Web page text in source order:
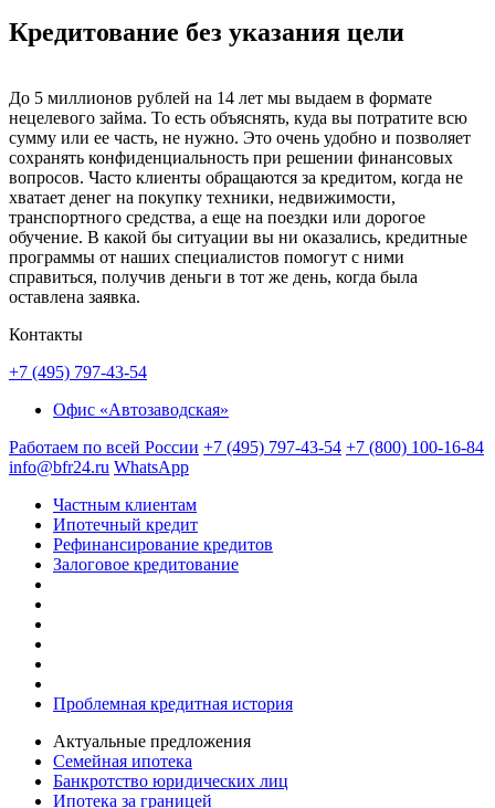
Кредитование без указания цели
До 5 миллионов рублей на 14 лет мы выдаем в формате
нецелевого займа. То есть объяснять, куда вы потратите всю
сумму или ее часть, не нужно. Это очень удобно и позволяет
сохранять конфиденциальность при решении финансовых
вопросов. Часто клиенты обращаются за кредитом, когда не
хватает денег на покупку техники, недвижимости,
транспортного средства, а еще на поездки или дорогое
обучение. В какой бы ситуации вы ни оказались, кредитные
программы от наших специалистов помогут с ними
справиться, получив деньги в тот же день, когда была
оставлена заявка.
Контакты
+7 (495) 797-43-54
Офис «Автозаводская»
Работаем по всей России +7 (495) 797-43-54 +7 (800) 100-16-84
info@bfr24.ru WhatsApp
Частным клиентам
Ипотечный кредит
Рефинансирование кредитов
Залоговое кредитование
Проблемная кредитная история
Актуальные предложения
Семейная ипотека
Банкротство юридических лиц
Ипотека за границей